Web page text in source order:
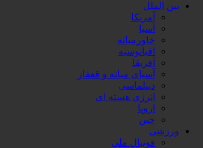
بین الملل
آمریکا
آسیا
خاورمیانه
اقیانوسیه
آفریقا
آسیای میانه و قفقاز
دیپلماسی
انرژی هسته ای
اروپا
چین
ورزشی
فوتبال ملی